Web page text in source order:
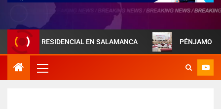
EN SALAMANCA PÉNJAMO REFUERZA LA